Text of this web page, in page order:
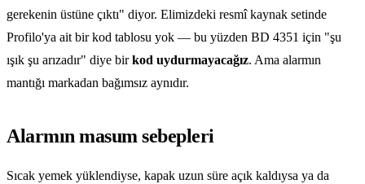
gerekenin üstüne çıktı" diyor. Elimizdeki resmî kaynak setinde
Profilo'ya ait bir kod tablosu yok — bu yüzden BD 4351 için "şu
ışık şu arızadır" diye birkod uydurmayacağız. Ama alarmın
mantığı markadan bağımsız aynıdır.
Alarmın masum sebepleri
Sıcak yemek yüklendiyse, kapak uzun süre açık kaldıysa ya da